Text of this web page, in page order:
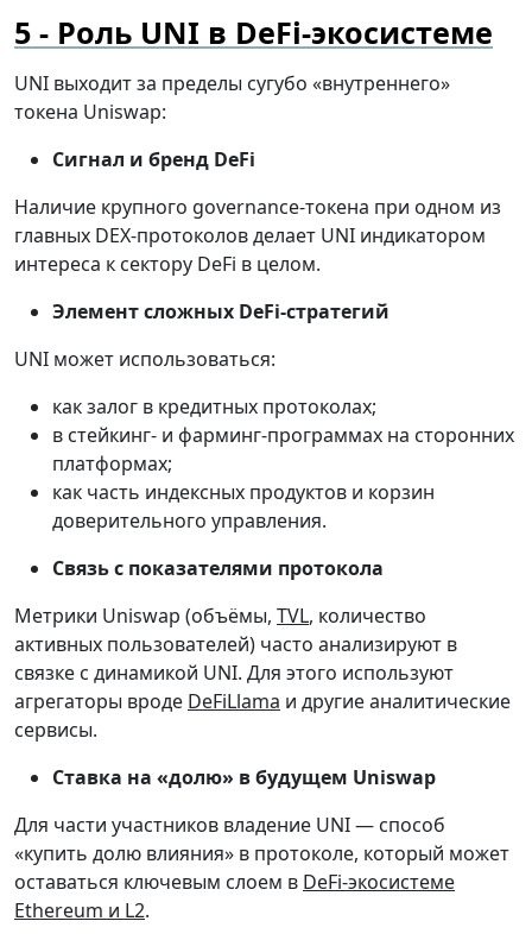
Роль UNI в DeFi-экосистеме
UNI выходит за пределы сугубо «внутреннего»
токена Uniswap:
Сигнал и бренд DeFi
Наличие крупного governance-токена при одном из
главных DEX-протоколов делает UNI индикатором
интереса к сектору DeFi в целом.
Элемент сложных DeFi-стратегий
UNI может использоваться:
как залог в кредитных протоколах;
в стейкинг- и фарминг-программах на сторонних
платформах;
как часть индексных продуктов и корзин
доверительного управления.
Связь с показателями протокола
Метрики Uniswap (объёмы, TVL, количество
активных пользователей) часто анализируют в
связке с динамикой UNI. Для этого используют
агрегаторы вроде DeFiLlama и другие аналитические
сервисы.
Ставка на «долю» в будущем Uniswap
Для части участников владение UNI — способ
«купить долю влияния» в протоколе, который может
оставаться ключевым слоем в DeFi-экосистеме
Ethereum и L2.